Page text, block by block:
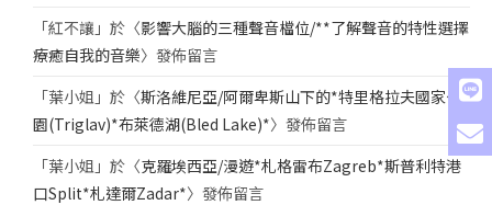
「紅不讓 」於〈影響大腦的三種聲音檔位/**了解聲音的特性選擇
療癒自我的音樂〉發佈留言
「葉小姐 」於〈斯洛維尼亞/阿爾卑斯山下的*特里格拉夫國家公
園(Triglav)*布萊德湖(Bled Lake)*〉發佈留言
「葉小姐 」於〈克羅埃西亞/漫遊*札格雷布Zagreb*斯普利特港
口Split*札達爾Zadar*〉發佈留言